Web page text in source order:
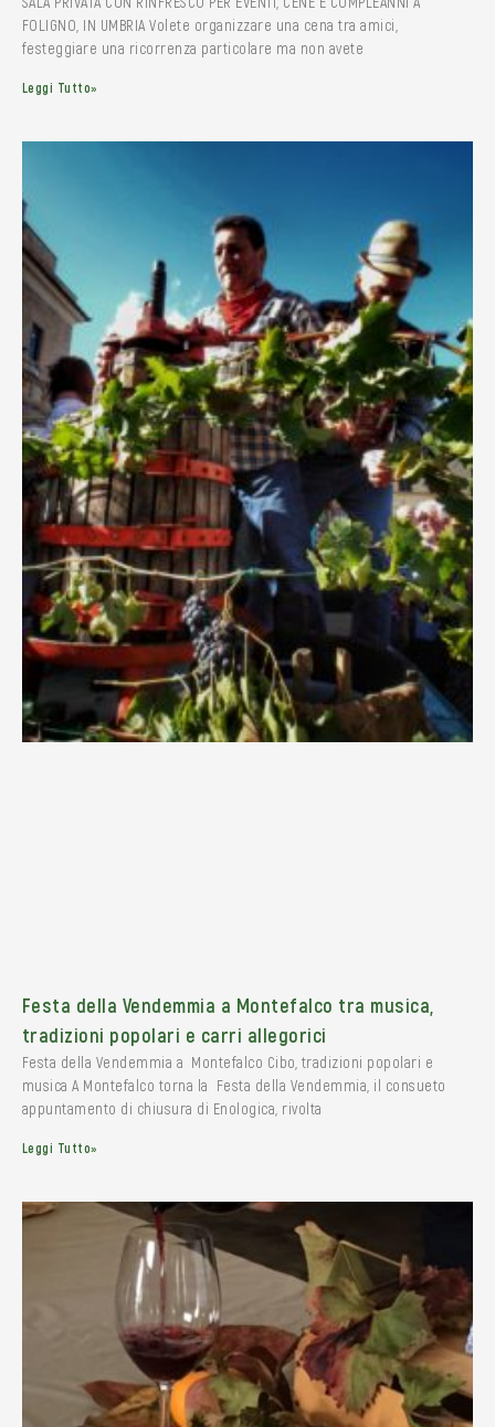
FOLIGNO, IN UMBRIA Volete organizzare una cena tra amici,
festeggiare una ricorrenza particolare ma non avete
Leggi Tutto»
Festa della Vendemmia a Montefalco tra musica,
tradizioni popolari e carri allegorici
Festa della Vendemmia a Montefalco Cibo, tradizioni popolari e
musica A Montefalco torna la Festa della Vendemmia, il consueto
appuntamento di chiusura di Enologica, rivolta
Leggi Tutto»